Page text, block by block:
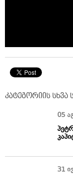
კატეგორიის სხვა
05
31